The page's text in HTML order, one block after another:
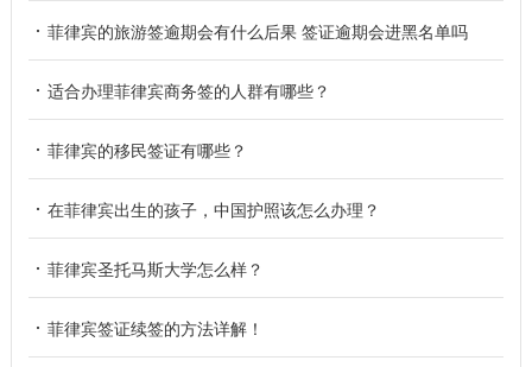
菲律宾的旅游签逾期会有什么后果 签证逾期会进黑名单吗
适合办理菲律宾商务签的人群有哪些？
菲律宾的移民签证有哪些？
在菲律宾出生的孩子，中国护照该怎么办理？
菲律宾圣托马斯大学怎么样？
菲律宾签证续签的方法详解！